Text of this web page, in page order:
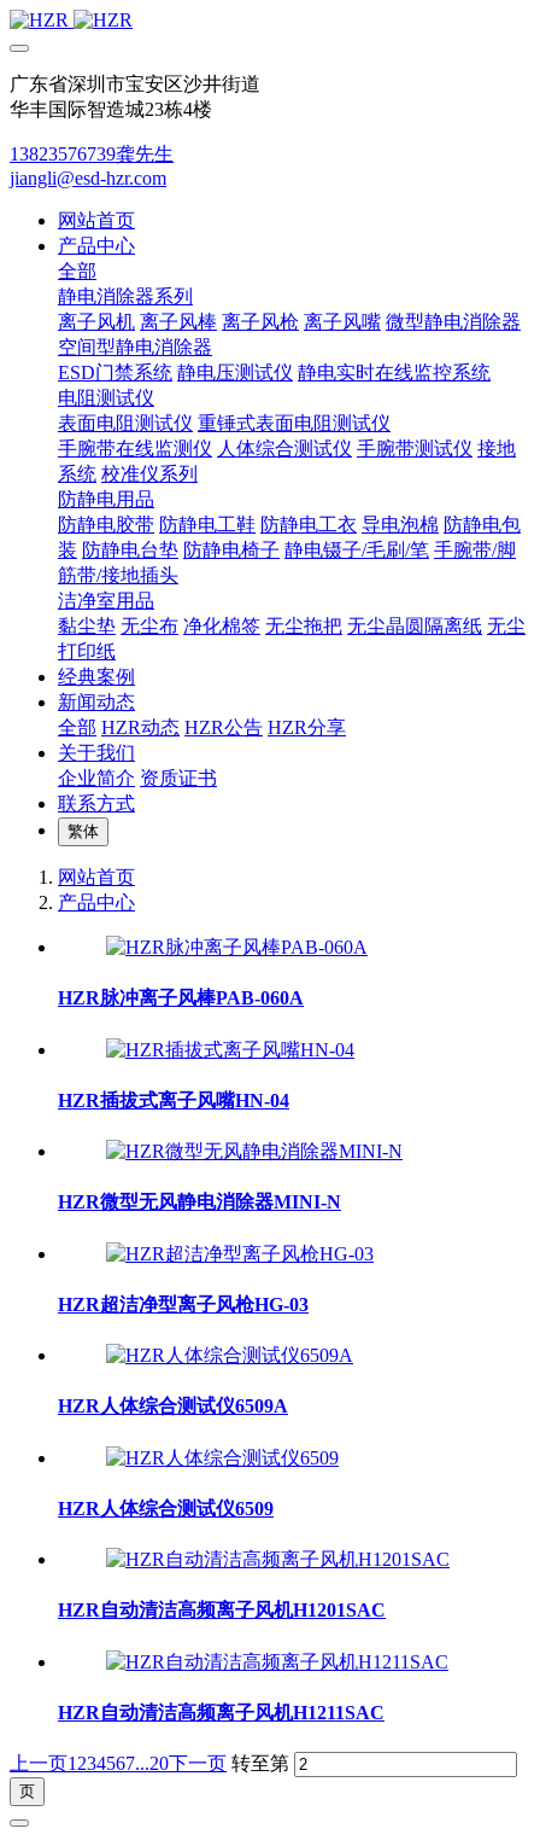
广东省深圳市宝安区沙井街道
华丰国际智造城23栋4楼
13823576739龚先生
jiangli@esd-hzr.com
网站首页
产品中心
全部
静电消除器系列
离子风机 离子风棒 离子风枪 离子风嘴 微型静电消除器
空间型静电消除器
ESD门禁系统 静电压测试仪 静电实时在线监控系统
电阻测试仪
表面电阻测试仪 重锤式表面电阻测试仪
手腕带在线监测仪 人体综合测试仪 手腕带测试仪 接地
系统 校准仪系列
防静电用品
防静电胶带 防静电工鞋 防静电工衣 导电泡棉 防静电包
装 防静电台垫 防静电椅子 静电镊子/毛刷/笔 手腕带/脚
筋带/接地插头
洁净室用品
黏尘垫 无尘布 净化棉签 无尘拖把 无尘晶圆隔离纸 无尘
打印纸
经典案例
新闻动态
全部 HZR动态 HZR公告 HZR分享
关于我们
企业简介 资质证书
联系方式
繁体
网站首页
产品中心
HZR脉冲离子风棒PAB-060A
HZR插拔式离子风嘴HN-04
HZR微型无风静电消除器MINI-N
HZR超洁净型离子风枪HG-03
HZR人体综合测试仪6509A
HZR人体综合测试仪6509
HZR自动清洁高频离子风机H1201SAC
HZR自动清洁高频离子风机H1211SAC
上一页1 234567...20下一页 转至第